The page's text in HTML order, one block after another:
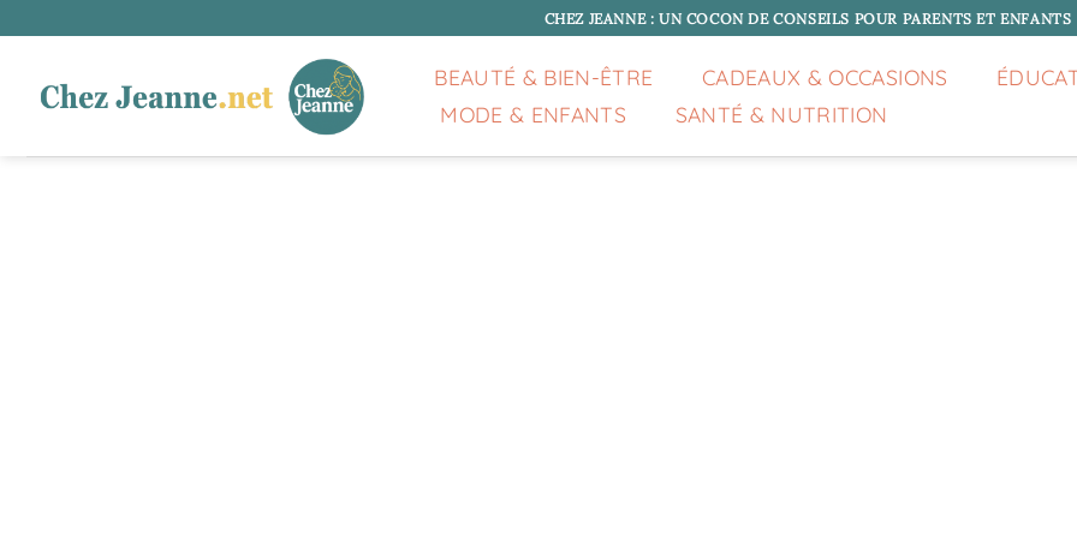
au
CHEZ JEANNE : UN COCON DE CONSEILS POUR PARENTS ET ENFANTS
BEAUTÉ & BIEN-ÊTRE CADEAUX & OCCASIONS
MODE & ENFANTS
SANTÉ & NUTRITION